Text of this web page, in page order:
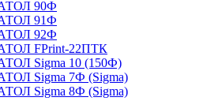
90Ф
91Ф
92Ф
FPrint-22ПТК
Sigma 10 (150Ф)
Sigma 7Ф (Sigma)
Sigma 8Ф (Sigma)